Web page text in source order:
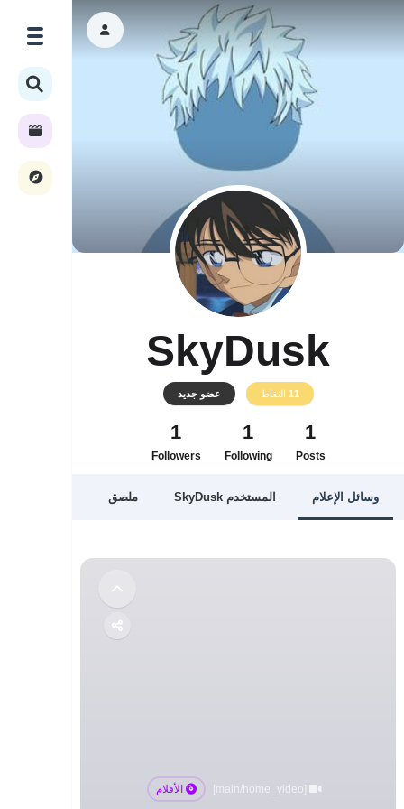
SkyDusk
11 النقاط عضو جديد
1
Posts
1
Following
1
Followers
وسائل الإعلام المستخدم SkyDusk ملصق
الأفلام